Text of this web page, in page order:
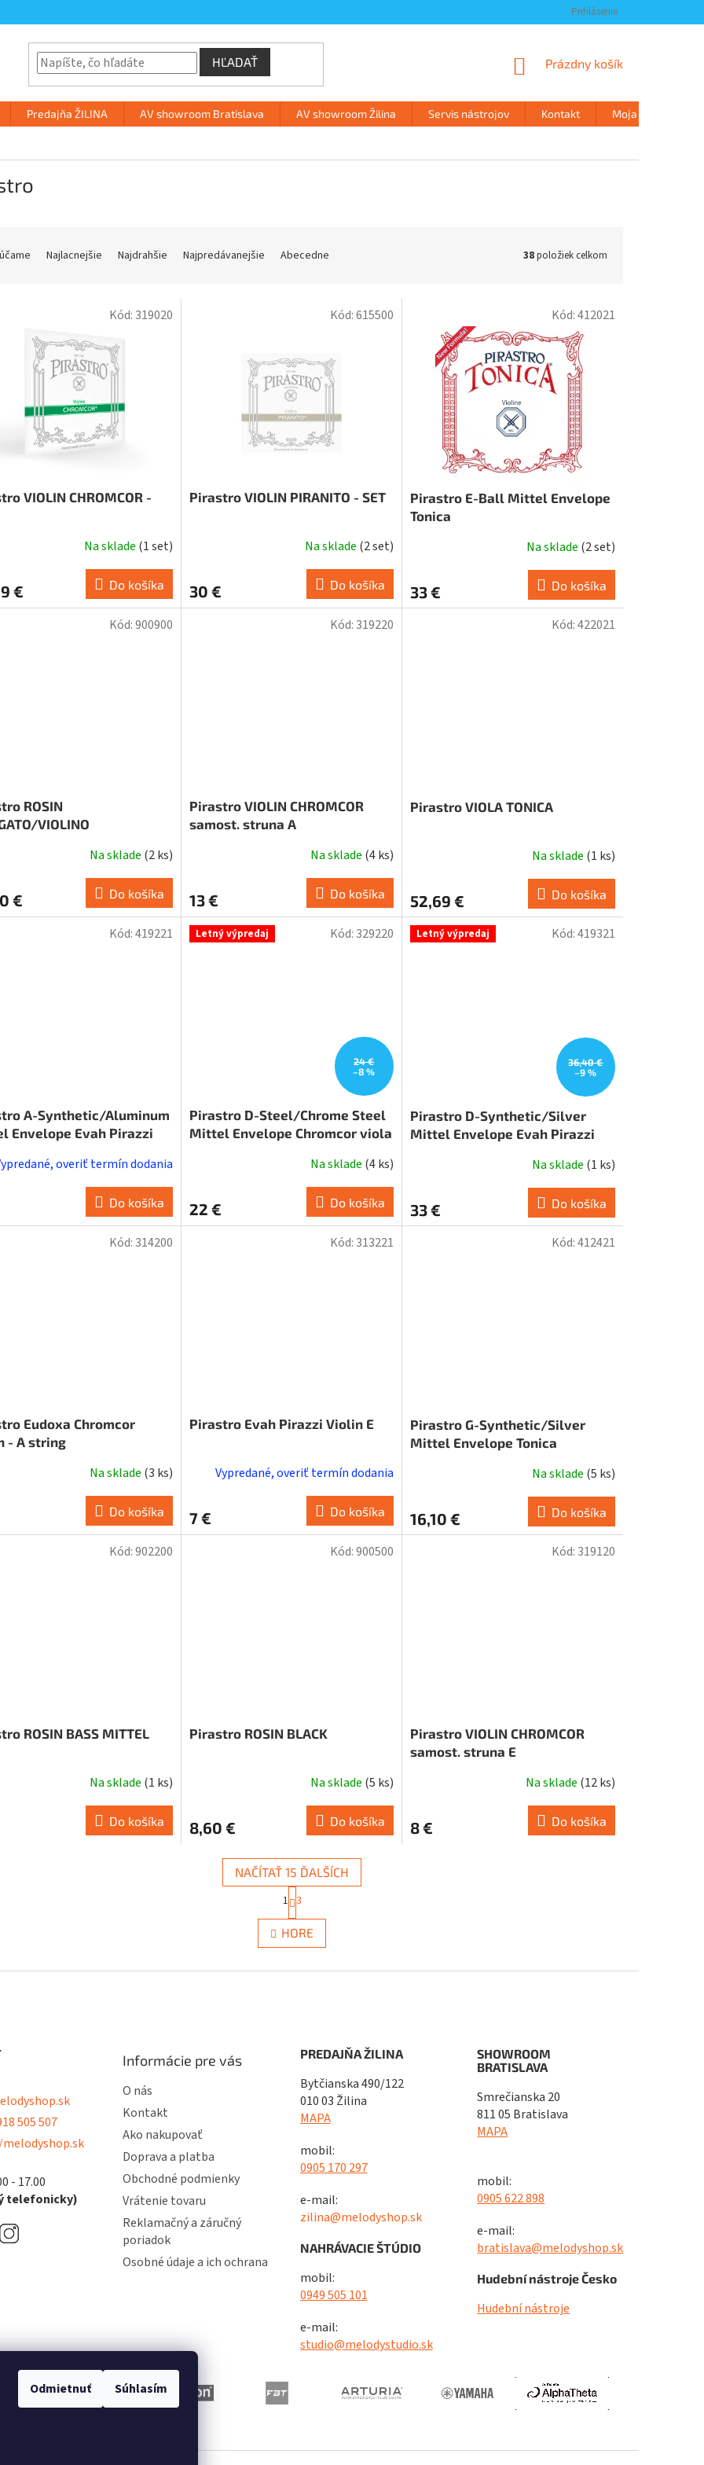
Odmietnuť Súhlasím
Prihlásenie
HĽADAŤ
NÁKUPNÝ
Prázdny košík
Predajňa ŽILINA AV showroom Bratislava AV showroom Žilina Servis nástrojov Kontakt Moja objednávka
Najlacnejšie Najdrahšie Najpredávanejšie Abecedne 38položiek celkom
VIOLIN CHROMCOR -
Na sklade (1 set)
€ Do košíka
Kód: 319020
Pirastro VIOLIN PIRANITO - SET
Na sklade (2 set)
30 € Do košíka
Kód:615500
Pirastro E-Ball Mittel Envelope
Tonica
Na sklade (2 set)
33 € Do košíka
Kód:412021
ROSIN
VIOLINO
Na sklade (2 ks)
€ Do košíka
Kód:900900
Pirastro VIOLIN CHROMCOR
samost. struna A
Na sklade (4 ks)
13 € Do košíka
Kód: 319220
Pirastro VIOLA TONICA
Na sklade (1 ks)
52,69 € Do košíka
Kód:422021
A-Synthetic/Aluminum
Envelope Evah Pirazzi
overiť termín dodania
Do košíka
Kód:419221 Letný výpredaj
24 €
–8 %
Pirastro D-Steel/Chrome Steel
Mittel Envelope Chromcor viola
Na sklade (4 ks)
22 € Do košíka
Kód: 329220 Letný výpredaj
36,40 €
–9 %
Pirastro D-Synthetic/Silver
Mittel Envelope Evah Pirazzi
Na sklade (1 ks)
33 € Do košíka
Kód:419321
Eudoxa Chromcor
- A string
Na sklade (3 ks)
Do košíka
Kód: 314200
Pirastro Evah Pirazzi Violin E
Vypredané, overiť termín dodania
7 € Do košíka
Kód: 313221
Pirastro G-Synthetic/Silver
Mittel Envelope Tonica
Na sklade (5 ks)
16,10 € Do košíka
Kód:412421
ROSIN BASS MITTEL
Na sklade (1 ks)
Do košíka
Kód:902200
Pirastro ROSIN BLACK
Na sklade (5 ks)
8,60 € Do košíka
Kód:900500
Pirastro VIOLIN CHROMCOR
samost. struna E
produktu
je
Na sklade (12 ks)
8 € Do košíka
Kód: 319120
O
v
l
d
NAČÍTAŤ 15 ĎALŠÍCH
t
r
á
n
o
1 3
HORE
505 507
- 17.00
telefonicky)
Informácie pre vás
O nás
Kontakt
Ako nakupovať
Doprava a platba
Obchodné podmienky
Vrátenie tovaru
Reklamačný a záručný
poriadok
Osobné údaje a ich ochrana
PREDAJŇA ŽILINA
Bytčianska 490/122
010 03 Žilina
MAPA
mobil:
0905 170 297
e-mail:
zilina@melodyshop.sk
NAHRÁVACIE ŠTÚDIO
mobil:
0949 505 101
e-mail:
studio@melodystudio.sk
SHOWROOM
BRATISLAVA
Smrečianska 20
811 05 Bratislava
MAPA
mobil:
0905 622 898
e-mail:
bratislava@melodyshop.sk
Hudební nástroje Česko
Hudební nástroje